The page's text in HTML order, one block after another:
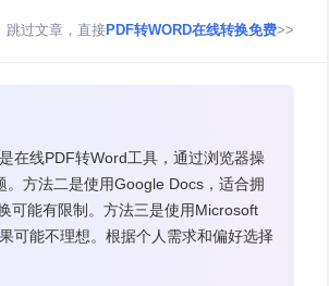
跳过文章，直接PDF转WORD在线转换免费>>
在线PDF转Word工具，通过浏览器操
方法二是使用Google Docs，适合拥
可能有限制。方法三是使用Microsoft
可能不理想。根据个人需求和偏好选择